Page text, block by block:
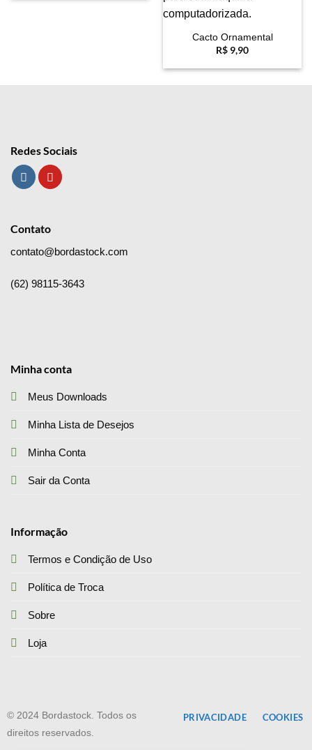
Cacto Ornamental
R$ 9,90
Redes Sociais
Minha conta
Meus Downloads
Minha Lista de Desejos
Minha Conta
Sair da Conta
Informação
Termos e Condição de Uso
Política de Troca
Sobre
Loja
Contato
contato@bordastock.com
(62) 98115-3643
© 2024 Bordastock. Todos os
direitos reservados.
PRIVACIDADE COOKIES